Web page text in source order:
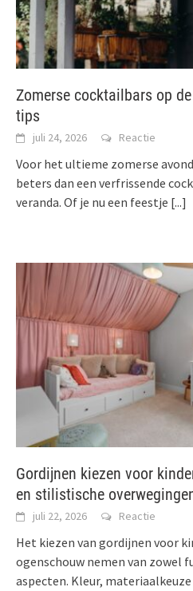
Zomerse cocktailbars op
tips
juli 24, 2026 Reactie
Voor het ultieme zomerse
beters dan een verfrissende
veranda. Of je nu een feestje [...]
Gordijnen kiezen voor
en stilistische
juli 22, 2026 Reactie
Het kiezen van gordijnen voor
ogenschouw nemen van zowel
aspecten. Kleur,